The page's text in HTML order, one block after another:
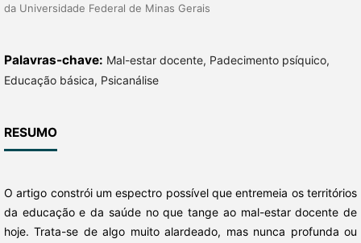
da Universidade Federal de Minas Gerais
Palavras-chave: Mal-estar docente, Padecimento psíquico,
Educação básica, Psicanálise
RESUMO
O artigo constrói um espectro possível que entremeia os territórios
da educação e da saúde no que tange ao mal-estar docente de
hoje. Trata-se de algo muito alardeado, mas nunca profunda ou